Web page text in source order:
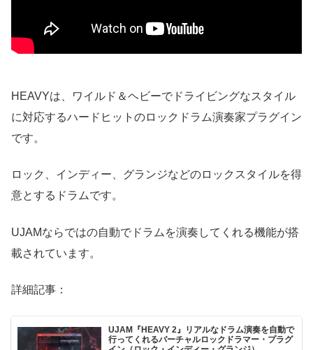
HEAVYは、ワイルド＆ヘビーでドライビングなスタイル
に対応するハードヒットのロックドラム演奏家プラグイン
です。
ロック、インディー、グランジなどのロックスタイルを得
意とするドラムです。
UJAMならではの自動でドラムを演奏してくれる機能が搭
載されています。
詳細記事：
UJAM『HEAVY 2』リアルなドラム演奏を自動で
行ってくれるバーチャルロックドラマー・プラグ